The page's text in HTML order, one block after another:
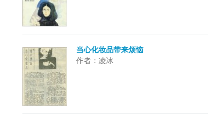
当心化妆品带来烦恼
作者：凌冰